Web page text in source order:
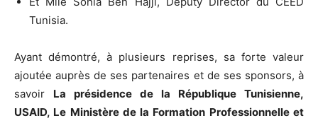
Tunisia.
Ayant démontré, à plusieurs reprises, sa forte valeur
ajoutée auprès de ses partenaires et de ses sponsors, à
savoir La présidence de la République Tunisienne,
USAID, Le Ministère de la Formation Professionnelle et